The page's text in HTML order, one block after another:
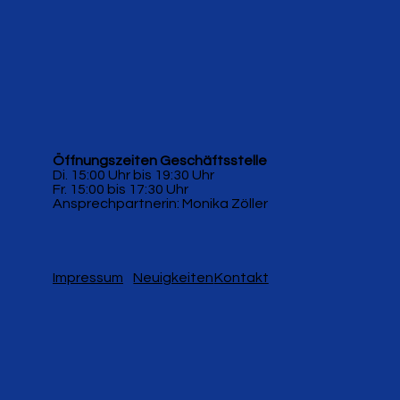
Öffnungszeiten Geschäftsstelle
Di. 15:00 Uhr bis 19:30 Uhr
Fr. 15:00 bis 17:30 Uhr
Ansprechpartnerin: Monika Zöller
Impressum NeuigkeitenKontakt